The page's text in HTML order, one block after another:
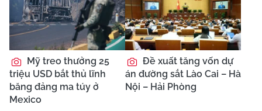
Mỹ treo thưởng 25
triệu USD bắt thủ lĩnh
băng đảng ma túy ở
Mexico
Đề xuất tăng vốn dự
án đường sắt Lào Cai – Hà
Nội – Hải Phòng